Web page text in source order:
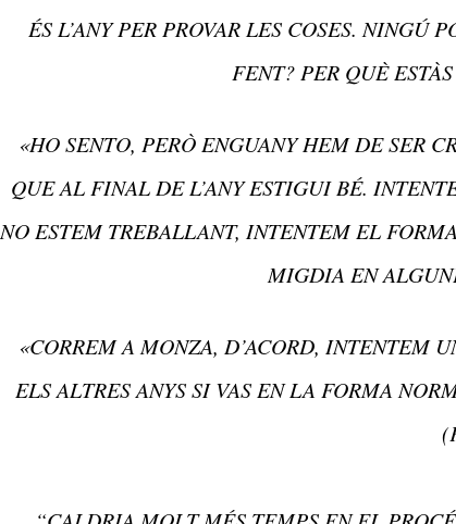
ÉS L’ANY PER PROVAR LES COSES.
FENT? PER QUÈ
«HO SENTO, PERÒ ENGUANY HEM DE SER
QUE AL FINAL DE L’ANY ESTIGUI BÉ.
NO ESTEM TREBALLANT, INTENTEM EL
MIGDIA EN
«CORREM A MONZA, D’ACORD, INTENTEM
ELS ALTRES ANYS SI VAS EN LA FORMA